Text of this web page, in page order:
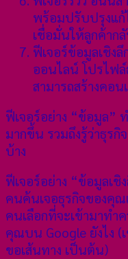
พร้อมปรับปรุงแก้
เชื่อมั่นให้ลูกค้าก
ฟีเจอร์ข้อมูลเชิง
ออนไลน์ โปรไฟล์
สามารถสร้างคอ
ฟีเจอร์อย่าง “ข้อมูล”
มากขึ้น รวมถึงรู้ว่าธุร
บ้าง
ฟีเจอร์อย่าง “ข้อมูลเชิ
คนค้นเจอธุรกิจของคุณ
คนเลือกที่จะเข้ามาทำ
คุณบน Google ยังไง (
ขอเส้นทาง เป็นต้น)